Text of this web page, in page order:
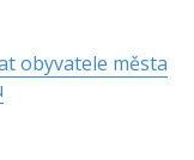
obyvatele města